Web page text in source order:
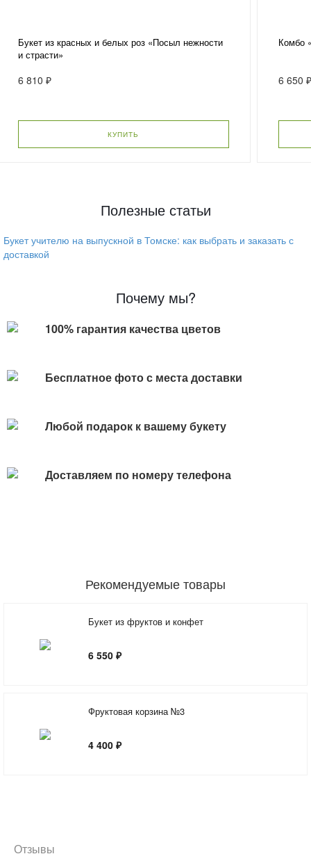
Букет из красных и белых роз «Посыл нежности
и страсти»
6 810 ₽
КУПИТЬ
Комбо
6 650
Полезные статьи
Букет учителю на выпускной в Томске: как выбрать и заказать с
доставкой
Почему мы?
100% гарантия качества цветов
Бесплатное фото с места доставки
Любой подарок к вашему букету
Доставляем по номеру телефона
Рекомендуемые товары
Букет из фруктов и конфет
6 550 ₽
Фруктовая корзина №3
4 400 ₽
Отзывы